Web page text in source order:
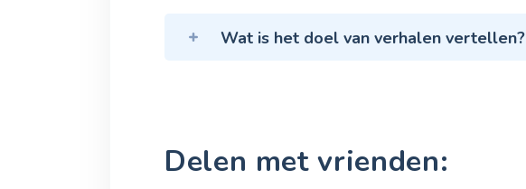
Wat is het doel van verhalen vertellen?
Delen met vrienden: